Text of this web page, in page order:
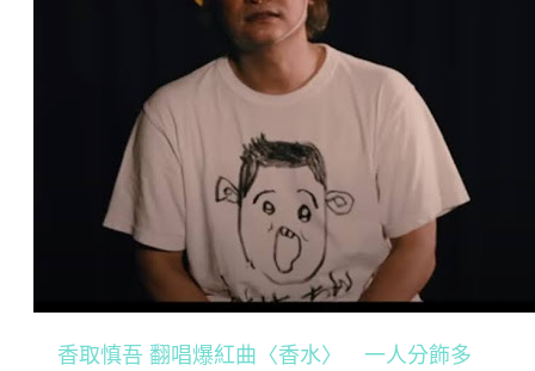
香取慎吾 翻唱爆紅曲〈香水〉 一人分飾多